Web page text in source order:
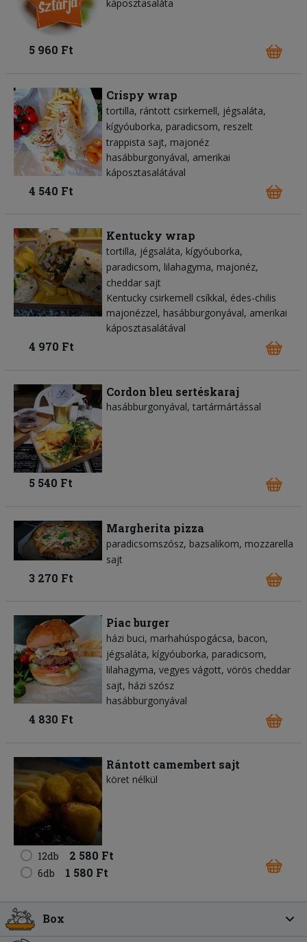
káposztasaláta
5 960 Ft
Crispy wrap
tortilla rántott csirkemell jégsaláta
kígyóuborka paradicsom reszelt
trappista sajt majonéz
hasábburgonyával, amerikai
káposztasalátával
4 540 Ft
Kentucky wrap
tortilla jégsaláta kígyóuborka
paradicsom lilahagyma majonéz
cheddar sajt
Kentucky csirkemell csíkkal, édes-chilis
majonézzel, hasábburgonyával, amerikai
káposztasalátával
4 970 Ft
Cordon bleu sertéskaraj
hasábburgonyával, tartármártással
5 540 Ft
Margherita pizza
paradicsomszósz bazsalikom mozzarella
sajt
3 270 Ft
Piac burger
házi buci marhahúspogácsa bacon
jégsaláta kígyóuborka paradicsom
lilahagyma vegyes vágott vörös cheddar
sajt házi szósz
hasábburgonyával
4 830 Ft
Rántott camembert sajt
köret nélkül
12db 2 580 Ft
6db 1 580 Ft
Box